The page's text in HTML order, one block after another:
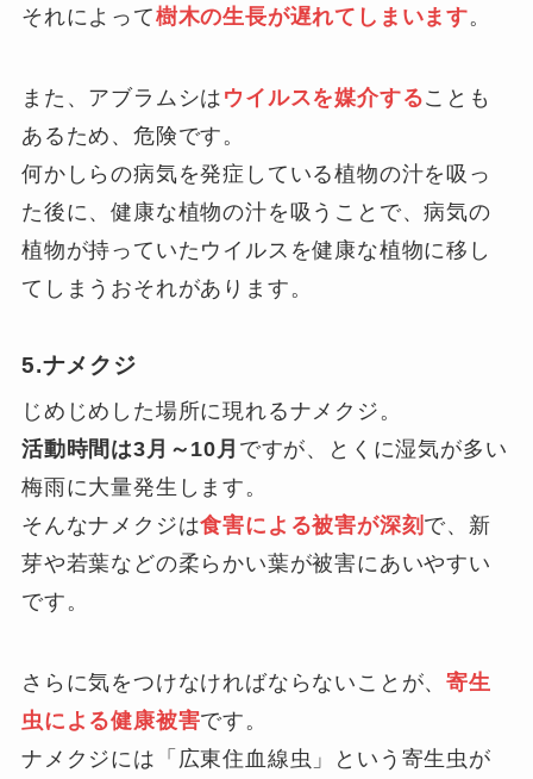
それによって樹木の生長が遅れてしまいます。
また、アブラムシは ウイルスを媒介することも
あるため、危険です。
何かしらの病気を発症している植物の汁を吸っ
た後に、健康な植物の汁を吸うことで、病気の
植物が持っていたウイルスを健康な植物に移し
てしまうおそれがあります。
5.ナメクジ
じめじめした場所に現れるナメクジ。
活動時間は3月～10月 ですが、とくに湿気が多い
梅雨に大量発生します。
そんなナメクジは食害による被害が深刻 で、新
芽や若葉などの柔らかい葉が被害にあいやすい
です。
さらに気をつけなければならないことが、寄生
虫による健康被害です。
ナメクジには「広東住血線虫」という寄生虫が